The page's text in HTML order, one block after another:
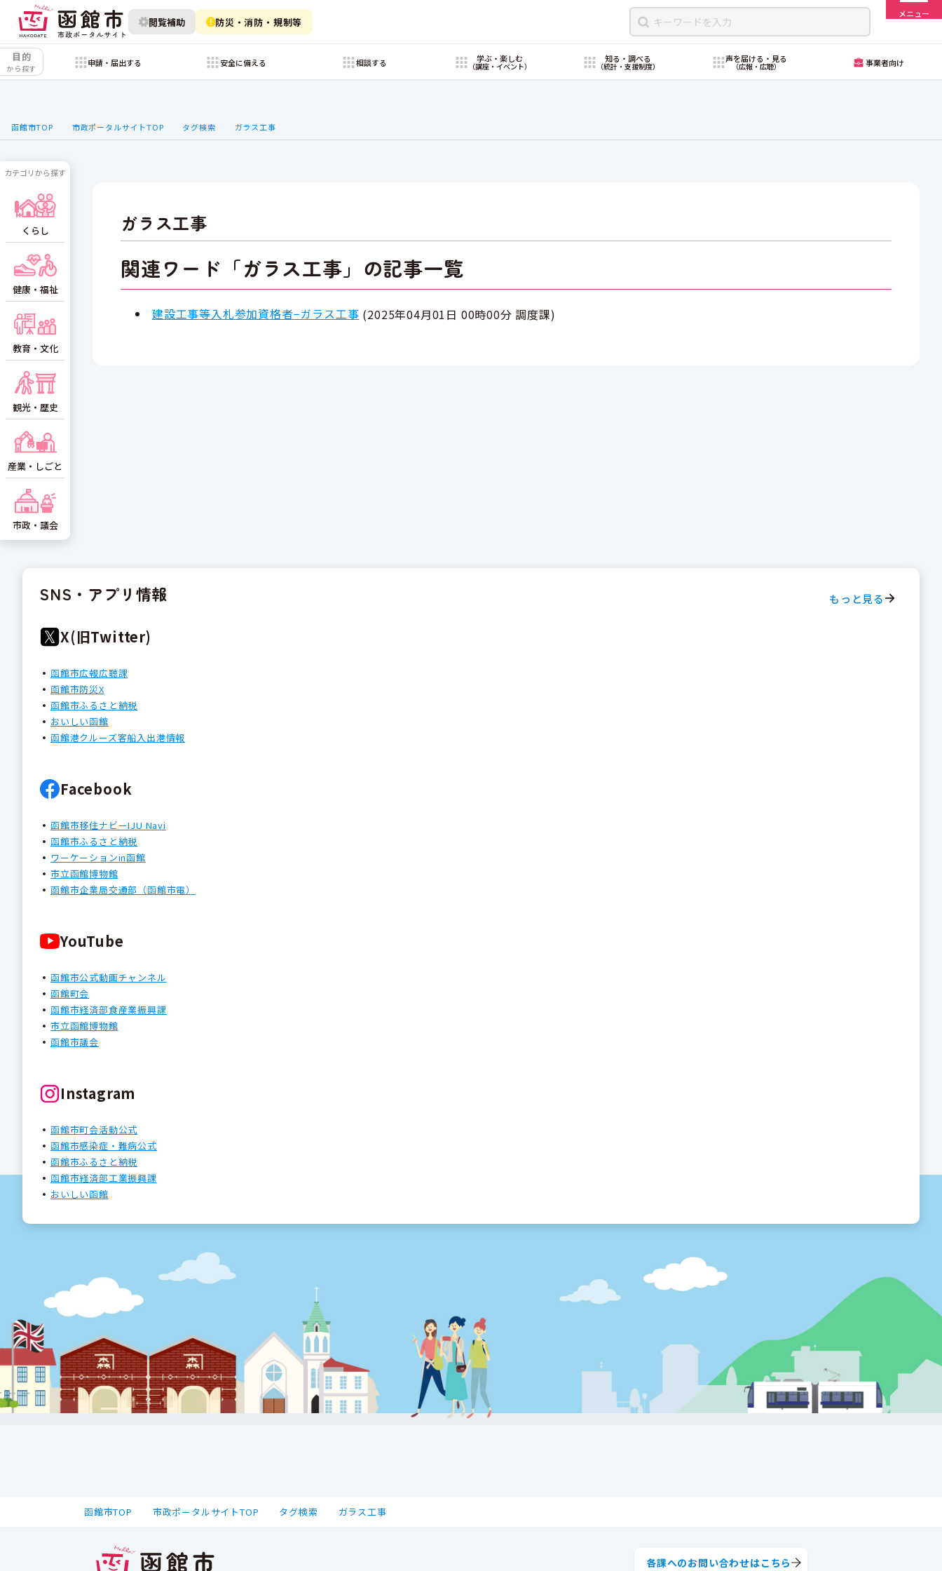
閲覧補助 防災・消防・規制等
メニュー
目的
から探す
申請・届出する 安全に備える 相談する 学ぶ・楽しむ
（講座・イベント）
知る・調べる
（統計・支援制度）
声を届ける・見る
（広報・広聴） 事業者向け
函館市TOP 市政ポータルサイトTOP タグ検索 ガラス工事
ガラス工事
関連ワード「ガラス工事」の記事一覧
建設工事等入札参加資格者−ガラス工事 (2025年04月01日 00時00分 調度課)
カテゴリから探す
くらし
健康・福祉
教育・文化
観光・歴史
産業・しごと
市政・議会
SNS・アプリ情報 もっと見る
X(旧Twitter)
函館市広報広聴課
函館市防災X
函館市ふるさと納税
おいしい函館
函館港クルーズ客船入出港情報
Facebook
函館市移住ナビーIJU Navi
函館市ふるさと納税
ワーケーションin函館
市立函館博物館
函館市企業局交通部（函館市電）
YouTube
函館市公式動画チャンネル
函館町会
函館市経済部食産業振興課
市立函館博物館
函館市議会
Instagram
函館市町会活動公式
函館市感染症・難病公式
函館市ふるさと納税
函館市経済部工業振興課
おいしい函館
函館市TOP 市政ポータルサイトTOP タグ検索 ガラス工事
各課へのお問い合わせはこちら